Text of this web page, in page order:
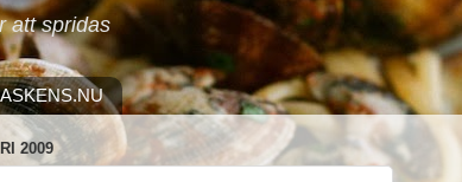
att spridas
2009